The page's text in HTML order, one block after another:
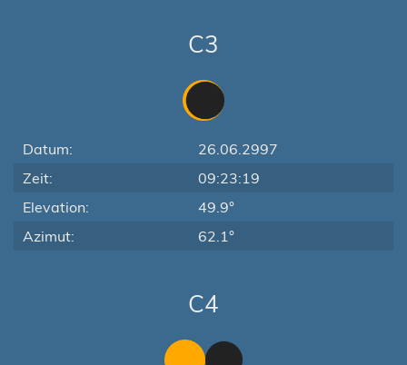
C3
Datum:
26.06.2997
Zeit:
09:23:19
Elevation:
49.9°
Azimut:
62.1°
C4